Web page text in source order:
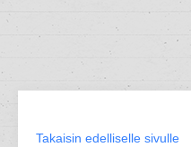
Takaisin edelliselle sivulle